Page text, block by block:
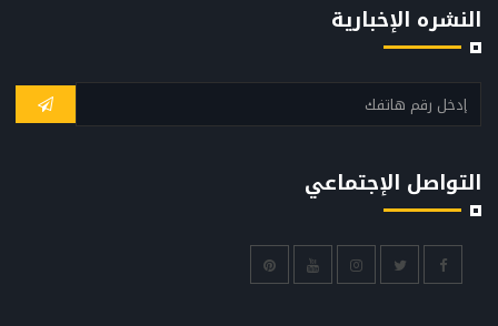
النشره الإخبارية
التواصل الإجتماعي